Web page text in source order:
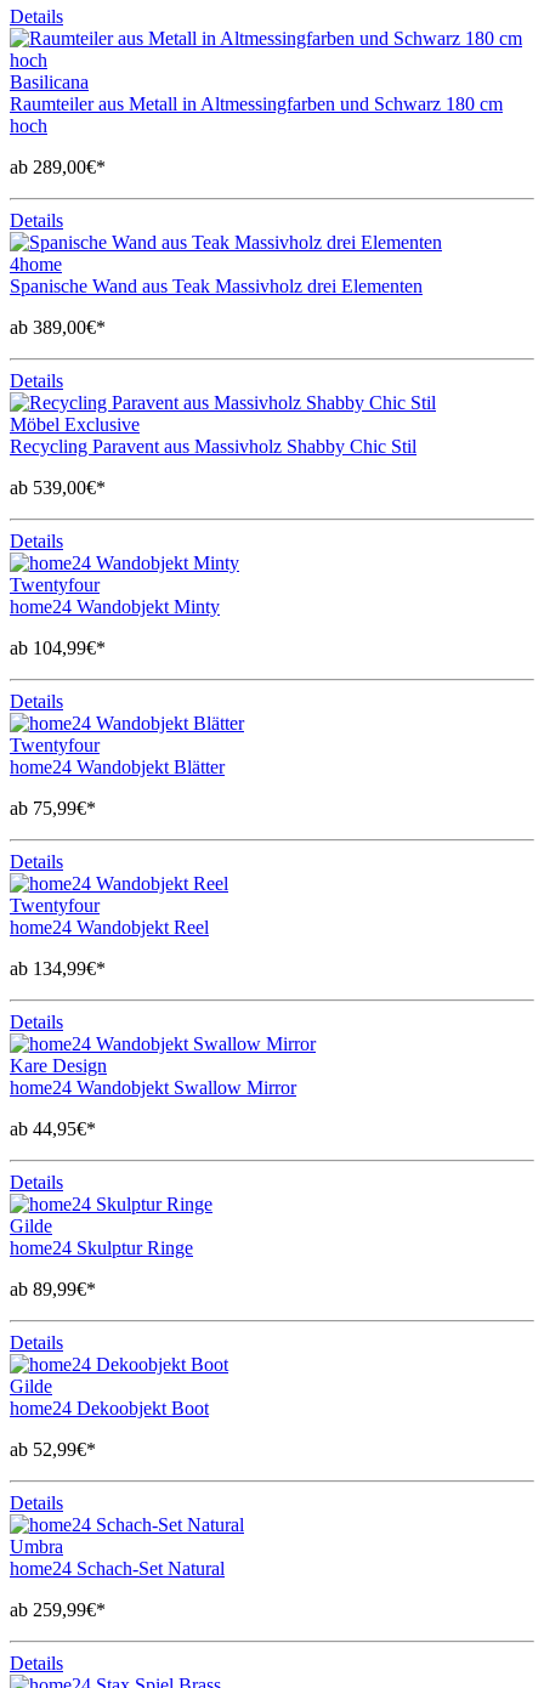
Details
Basilicana
Raumteiler aus Metall in Altmessingfarben und Schwarz 180 cm
hoch
ab 289,00€*
Details
4home
Spanische Wand aus Teak Massivholz drei Elementen
ab 389,00€*
Details
Möbel Exclusive
Recycling Paravent aus Massivholz Shabby Chic Stil
ab 539,00€*
Details
Twentyfour
home24 Wandobjekt Minty
ab 104,99€*
Details
Twentyfour
home24 Wandobjekt Blätter
ab 75,99€*
Details
Twentyfour
home24 Wandobjekt Reel
ab 134,99€*
Details
Kare Design
home24 Wandobjekt Swallow Mirror
ab 44,95€*
Details
Gilde
home24 Skulptur Ringe
ab 89,99€*
Details
Gilde
home24 Dekoobjekt Boot
ab 52,99€*
Details
Umbra
home24 Schach-Set Natural
ab 259,99€*
Details